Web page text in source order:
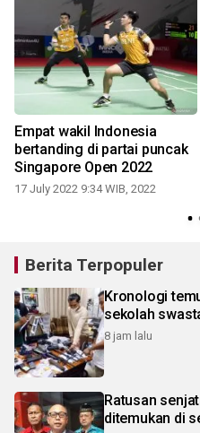
Empat wakil Indonesia
bertanding di partai puncak
Singapore Open 2022
17 July 2022 9:34 WIB, 2022
Berita Terpopuler
Kronologi
sekolah
8 jam lalu
Ratusan
ditemukan di